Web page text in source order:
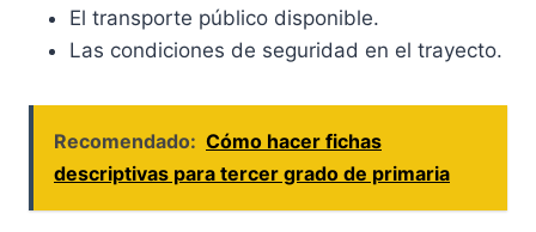
El transporte público disponible.
Las condiciones de seguridad en el trayecto.
Recomendado: Cómo hacer fichas
descriptivas para tercer grado de primaria